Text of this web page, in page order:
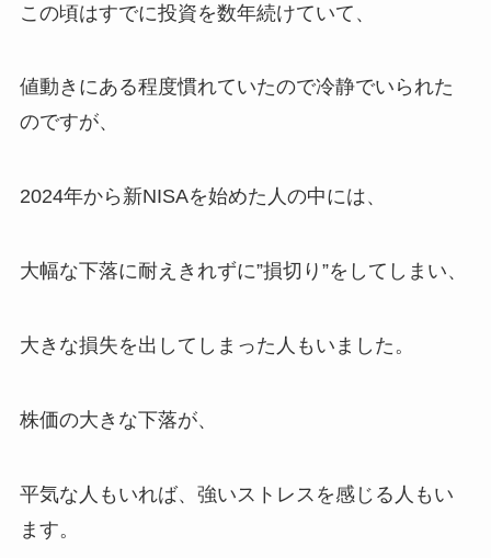
この頃はすでに投資を数年続けていて、
値動きにある程度慣れていたので冷静でいられた
のですが、
2024年から新NISAを始めた人の中には、
大幅な下落に耐えきれずに”損切り”をしてしまい、
大きな損失を出してしまった人もいました。
株価の大きな下落が、
平気な人もいれば、強いストレスを感じる人もい
ます。